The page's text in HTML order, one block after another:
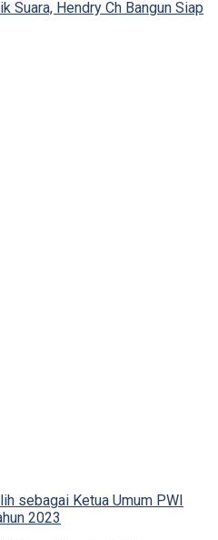
sebagai Ketua Umum PWI
2023